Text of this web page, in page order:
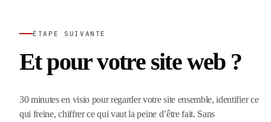
ÉTAPE SUIVANTE
Et pour votre site web ?
30 minutes en visio pour regarder votre site ensemble, identifier ce
qui freine, chiffrer ce qui vaut la peine d’être fait. Sans